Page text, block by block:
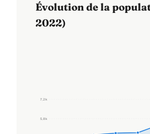
Évolution de la
2022)
5,8 k
7,2 k